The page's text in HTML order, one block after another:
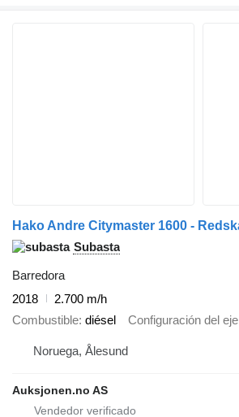
Subasta
Barredora
2018
2.700 m/h
Combustible diésel Configuración del eje
Noruega, Ålesund
Auksjonen.no AS